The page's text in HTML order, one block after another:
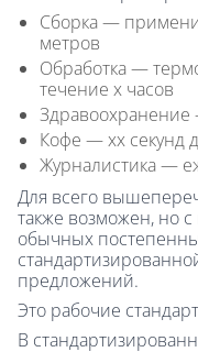
Сборка —
метров
Обработка —
течение х часов
Здравоохранение
Кофе — хх секунд
Журналистика —
Для всего
также возможен, но
обычных
предложений.
Это рабочие
В